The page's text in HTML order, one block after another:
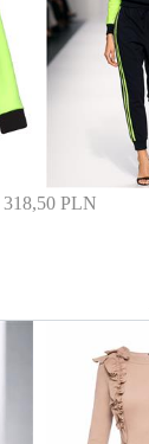
318,50 PLN